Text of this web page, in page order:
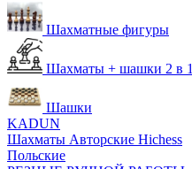
Шахматные фигуры
Шахматы + шашки 2 в 1
Шашки
KADUN
Шахматы Авторские Hichess
Польские